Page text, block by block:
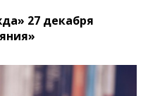
27 декабря